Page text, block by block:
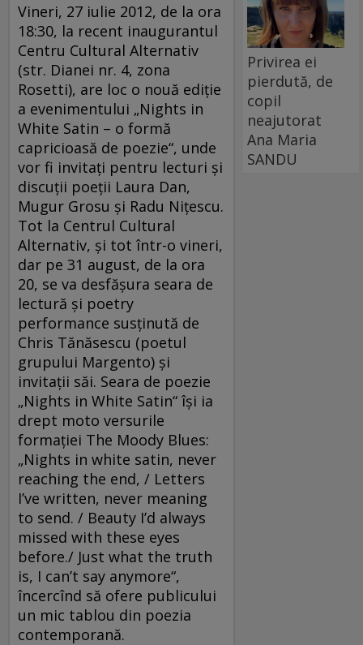
Vineri, 27 iulie 2012, de la ora
18:30, la recent inaugurantul
Centru Cultural Alternativ
(str. Dianei nr. 4, zona
Rosetti), are loc o nouă ediţie
a evenimentului „Nights in
White Satin – o formă
capricioasă de poezie“, unde
vor fi invitaţi pentru lecturi şi
discuţii poeţii Laura Dan,
Mugur Grosu şi Radu Niţescu.
Tot la Centrul Cultural
Alternativ, şi tot într-o vineri,
dar pe 31 august, de la ora
20, se va desfăşura seara de
lectură şi poetry
performance susţinută de
Chris Tănăsescu (poetul
grupului Margento) şi
invitaţii săi. Seara de poezie
„Nights in White Satin“ îşi ia
drept moto versurile
formaţiei The Moody Blues:
„Nights in white satin, never
reaching the end, / Letters
I’ve written, never meaning
to send. / Beauty I’d always
missed with these eyes
before./ Just what the truth
is, I can’t say anymore“,
încercînd să ofere publicului
un mic tablou din poezia
contemporană.
Privirea ei
pierdută, de
copil
neajutorat
Ana Maria
SANDU